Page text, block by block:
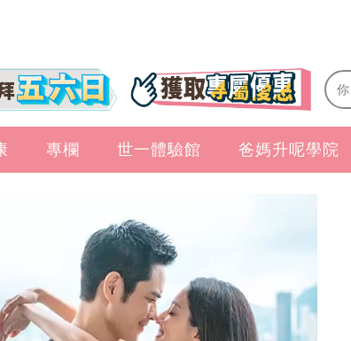
專欄 世一體驗館 爸媽升呢學院